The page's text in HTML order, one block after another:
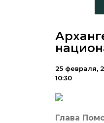
25 февраля,
10:30
Глава